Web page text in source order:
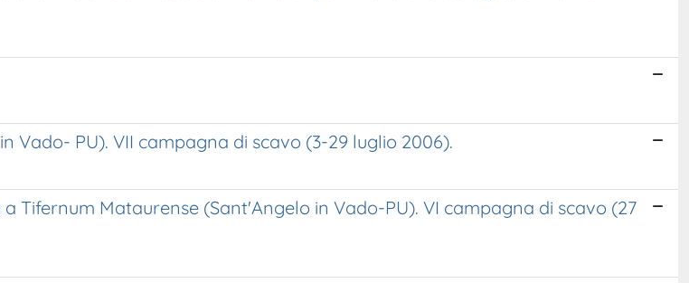
Vado- PU). VII campagna di scavo (3-29 luglio 2006).
Tifernum Mataurense (Sant'Angelo in Vado-PU). VI campagna di scavo (27